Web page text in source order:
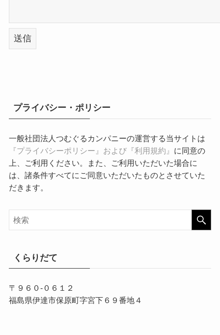
プライバシー・ポリシー
一般社団法人つむぐるカンパニーの運営する当サイトは
『プライバシーポリシー』および『利用規約』 に同意の
上、ご利用ください。また、ご利用いただいた場合に
は、諸条件すべてにご同意いただいたものとさせていた
だきます。
くらりだて
〒９６０-０６１２
福島県伊達市保原町字宮下６９番地４